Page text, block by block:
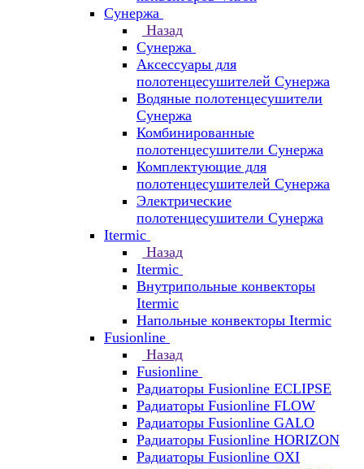
Сунержа
Назад
Сунержа
Аксессуары для
полотенцесушителей Сунержа
Водяные полотенцесушители
Сунержа
Комбинированные
полотенцесушители Сунержа
Комплектующие для
полотенцесушителей Сунержа
Электрические
полотенцесушители Сунержа
Itermic
Назад
Itermic
Внутрипольные конвекторы
Itermic
Напольные конвекторы Itermic
Fusionline
Назад
Fusionline
Радиаторы Fusionline ECLIPSE
Радиаторы Fusionline FLOW
Радиаторы Fusionline GALO
Радиаторы Fusionline HORIZON
Радиаторы Fusionline OXI